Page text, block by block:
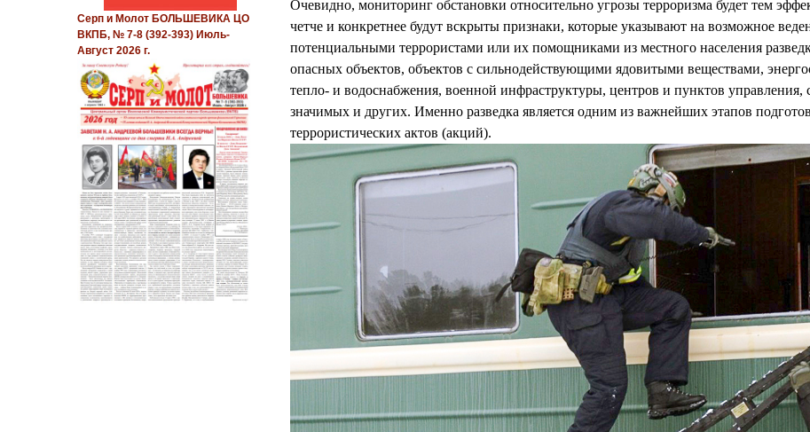
Очевидно, мониторинг обстановки относительно угрозы терроризма будет тем
четче и конкретнее будут вскрыты признаки, которые указывают на возможное
потенциальными террористами или их помощниками из местного населения
опасных объектов, объектов с сильнодействующими ядовитыми веществами,
тепло- и водоснабжения, военной инфраструктуры, центров и пунктов управления,
значимых и других. Именно разведка является одним из важнейших этапов
террористических актов (акций).
Серп и Молот БОЛЬШЕВИКА ЦО
ВКПБ, № 7-8 (392-393) Июль-
Август 2026 г.